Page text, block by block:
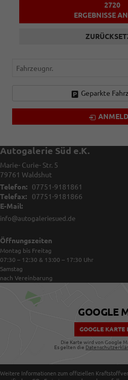
2720
ERGEBNISSE
Fahrzeugnr.
Geparkte
Autogalerie Süd e.K.
Marie- Curie- Str. 5
79761 Waldshut
Telefon:
07751-9181861
Telefax:
07751-9181866
E-Mail:
info@autogaleriesued.de
Öffnungszeiten
Montag bis Freitag
07:30 – 12:30 & 13:00 – 17:30 Uhr
Samstag
nach Vereinbarung
GOOGLE
GOOGLE KARTE
Die Karte wird von Google
Es gelten die
Weitere Informationen zum offiziellen